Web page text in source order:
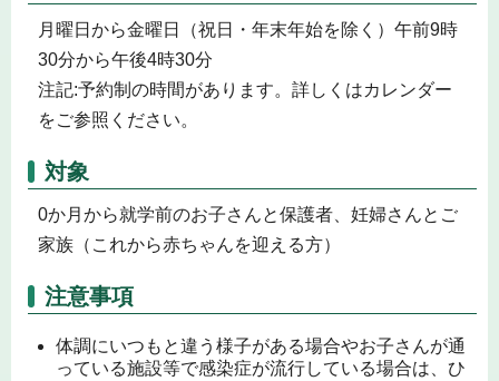
月曜日から金曜日（祝日・年末年始を除く）午前9時
30分から午後4時30分
注記:予約制の時間があります。詳しくはカレンダー
をご参照ください。
対象
0か月から就学前のお子さんと保護者、妊婦さんとご
家族（これから赤ちゃんを迎える方）
注意事項
体調にいつもと違う様子がある場合やお子さんが通
っている施設等で感染症が流行している場合は、ひ